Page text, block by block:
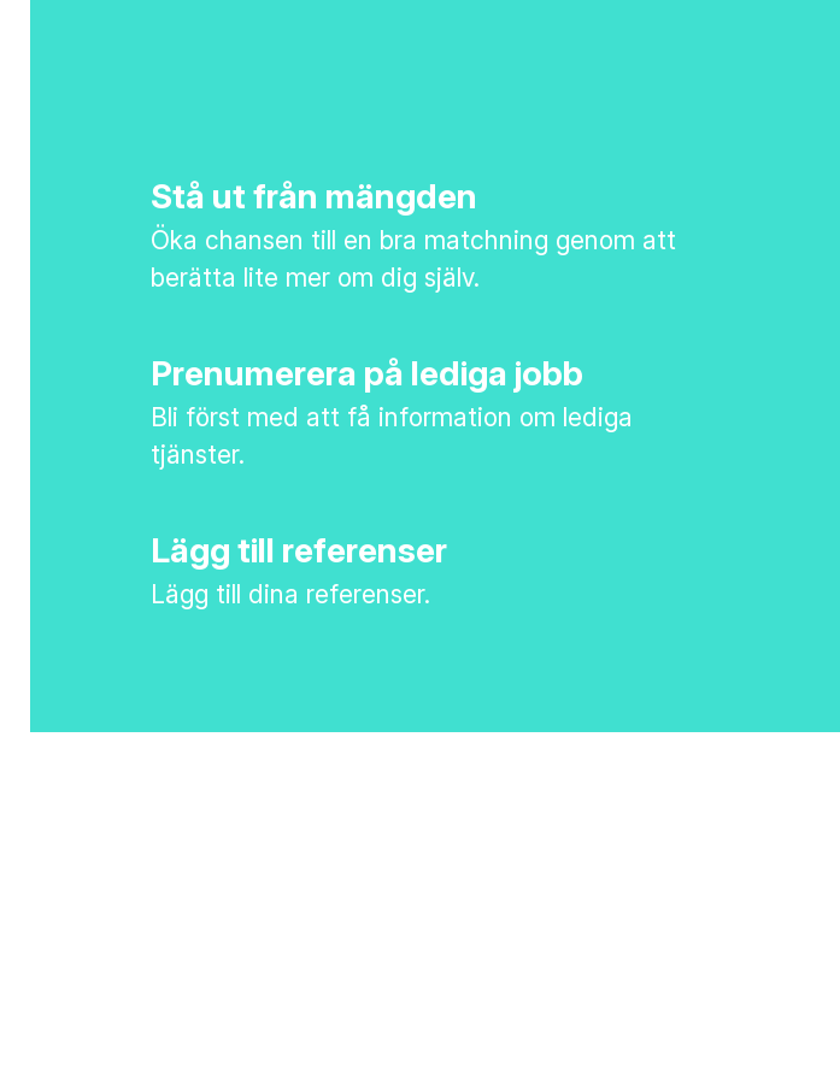
Stå ut från mängden
Öka chansen till en bra matchning genom att
berätta lite mer om dig själv.
Prenumerera på lediga jobb
Bli först med att få information om lediga
tjänster.
Lägg till referenser
Lägg till dina referenser.